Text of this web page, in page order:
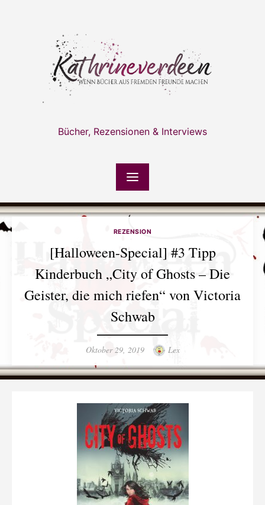
Bücher, Rezensionen & Interviews
REZENSION
[Halloween-Special] #3 Tipp
Kinderbuch „City of Ghosts – Die
Geister, die mich riefen“ von Victoria
Schwab
Posted
Oktober 29, 2019 Author
Lex